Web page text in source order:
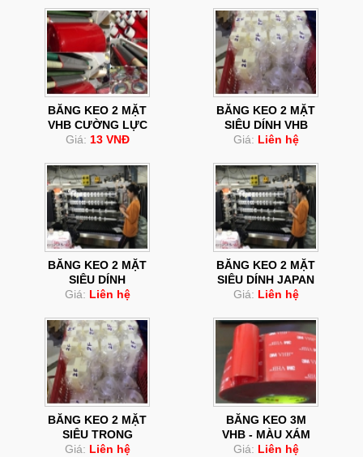
BĂNG KEO 2 MẶT
VHB CƯỜNG LỰC
Giá: 13 VNĐ
BĂNG KEO 2 MẶT
SIÊU DÍNH VHB
Giá: Liên hệ
BĂNG KEO 2 MẶT
SIÊU DÍNH
Giá: Liên hệ
BĂNG KEO 2 MẶT
SIÊU DÍNH JAPAN
Giá: Liên hệ
BĂNG KEO 2 MẶT
SIÊU TRONG
Giá: Liên hệ
BĂNG KEO 3M
VHB - MÀU XÁM
Giá: Liên hệ